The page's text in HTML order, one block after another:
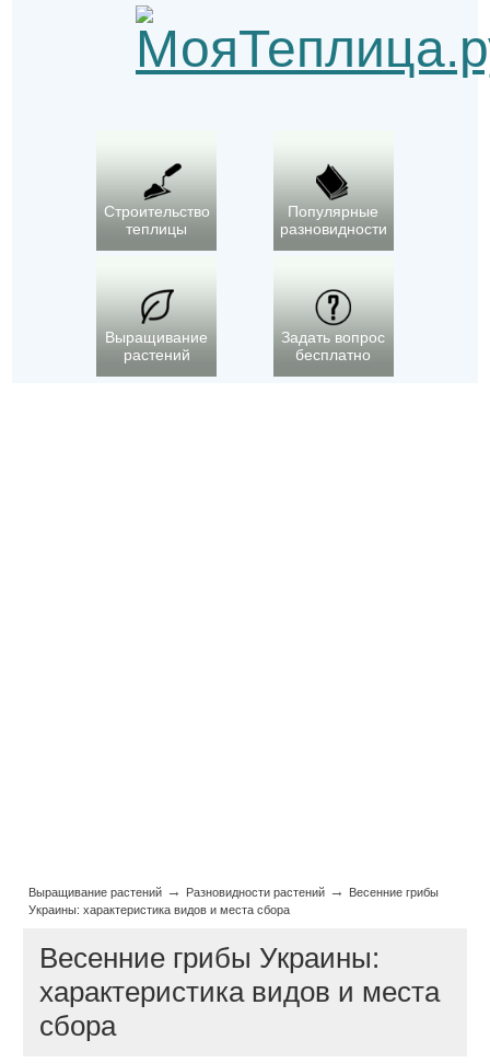
Строительство
теплицы
Популярные
разновидности
Выращивание
растений
Задать вопрос
бесплатно
Выращивание растений → Разновидности растений →
Весенние грибы
Украины: характеристика видов и места сбора
Весенние грибы Украины:
характеристика видов и места
сбора